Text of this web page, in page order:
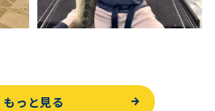
もっと見る